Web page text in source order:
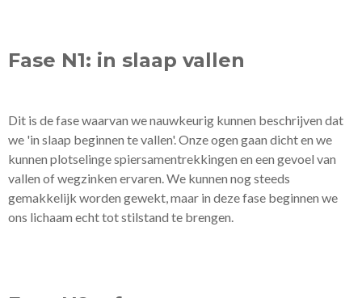
Fase N1: in slaap vallen
Dit is de fase waarvan we nauwkeurig kunnen beschrijven dat
we 'in slaap beginnen te vallen'. Onze ogen gaan dicht en we
kunnen plotselinge spiersamentrekkingen en een gevoel van
vallen of wegzinken ervaren. We kunnen nog steeds
gemakkelijk worden gewekt, maar in deze fase beginnen we
ons lichaam echt tot stilstand te brengen.